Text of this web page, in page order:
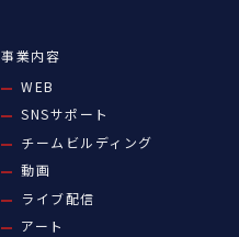
事業内容
WEB
SNSサポート
チームビルディング
動画
ライブ配信
アート